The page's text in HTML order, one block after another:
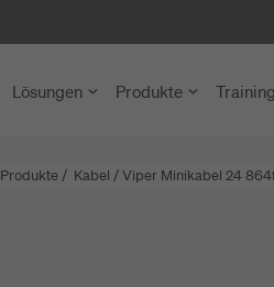
Lösungen Produkte
Produkte / Kabel /Viper Minikabel 24